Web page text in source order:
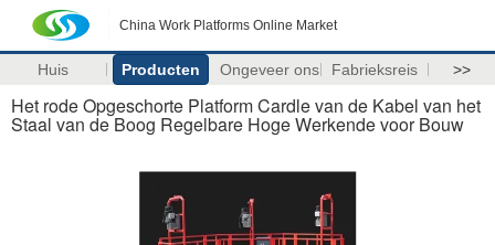
China Work Platforms Online Market
Huis Producten Ongeveer ons Fabrieksreis >>
Het rode Opgeschorte Platform Cardle van de Kabel van het
Staal van de Boog Regelbare Hoge Werkende voor Bouw